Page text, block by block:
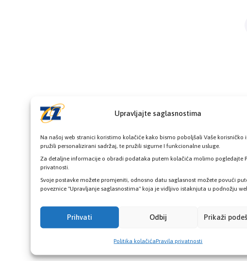
Upravljajte saglasnostima
Na našoj web stranici koristimo kolačiće kako bismo poboljšali Vaše korisničko
pružili personalizirani sadržaj, te pružili sigurne I funkcionalne usluge.
Za detaljne informacije o obradi podataka putem kolačića molimo pogledajte
privatnosti.
Svoje postavke možete promjeniti, odnosno datu saglasnost možete povući
poveznice "Upravljanje saglasnostima" koja je vidljivo istaknjuta u podnožju
Prihvati Odbij Prikaži
Politika kolačićaPravila privatnosti